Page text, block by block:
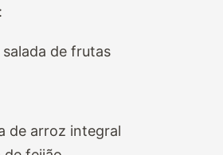
de frutas
de arroz integral